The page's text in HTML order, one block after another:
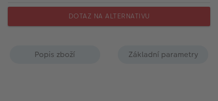
DOTAZ NA ALTERNATIVU
Popis zboží Základní parametry